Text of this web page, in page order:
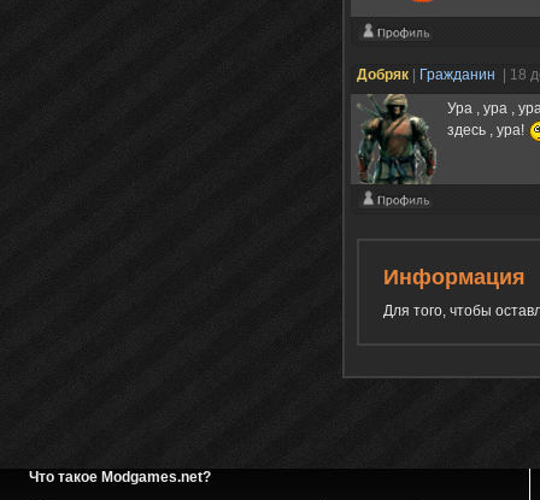
Добряк Гражданин
| 18
Ура , ура ,
здесь , ура!
Информация
Для того, чтобы
Что такое Modgames.net?